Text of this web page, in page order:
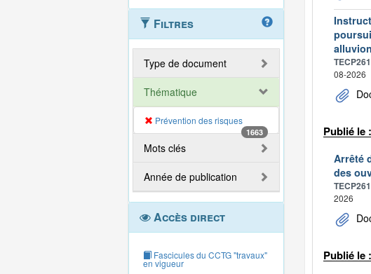
Filtres
Type de document
Thématique
Prévention des risques
1663
Mots clés
Année de publication
Accès direct
Fascicules du CCTG "travaux"
en vigueur
08-2026
Publié le
Arrêté
des
2026
Publié le